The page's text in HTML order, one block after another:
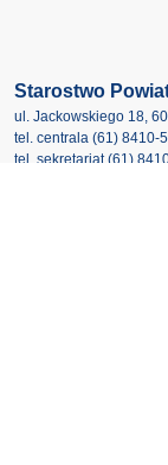
Starostwo
ul. Jackowskiego 18,
tel. centrala (61) 8410-
tel. sekretariat(61)